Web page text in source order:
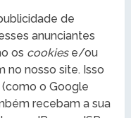
de
anunciantes
os cookiese/ou
no nosso site. Isso
o Google
recebam a sua